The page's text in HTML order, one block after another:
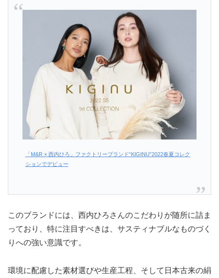
「M&R × 西内ひろ」ファクトリーブランド“KIGINU”2022春夏コレク
ションでデビュー
このブランドには、西内ひろさんのこだわりが随所に詰ま
っており、特に注目すべきは、サスティナブルなものづく
りへの強い意識です。
環境に配慮した素材選びや生産工程、そして日本古来の絹